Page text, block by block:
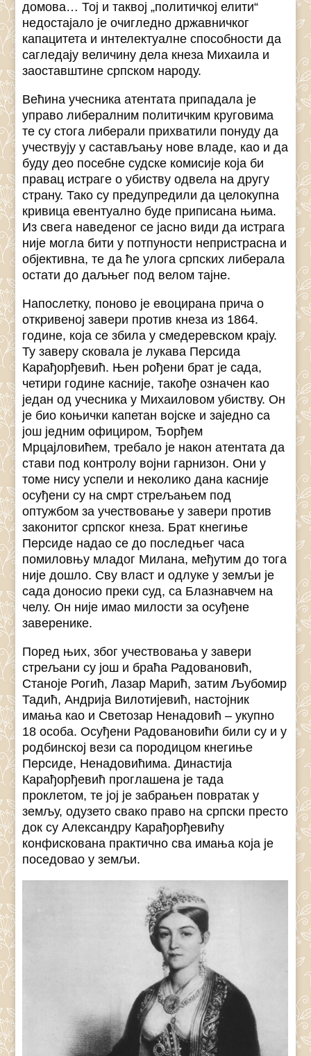
домова… Тој и таквој „политичкој елити“
недостајало је очигледно државничког
капацитета и интелектуалне способности да
сагледају величину дела кнеза Михаила и
заоставштине српском народу.
Већина учесника атентата припадала је
управо либералним политичким круговима
те су стога либерали прихватили понуду да
учествују у састављању нове владе, као и да
буду део посебне судске комисије која би
правац истраге о убиству одвела на другу
страну. Тако су предупредили да целокупна
кривица евентуално буде приписана њима.
Из свега наведеног се јасно види да истрага
није могла бити у потпуности непристрасна и
објективна, те да ће улога српских либерала
остати до даљњег под велом тајне.
Напослетку, поново је евоцирана прича о
откривеној завери против кнеза из 1864.
године, која се збила у смедеревском крају.
Ту заверу сковала је лукава Персида
Карађорђевић. Њен рођени брат је сада,
четири године касније, такође означен као
један од учесника у Михаиловом убиству. Он
је био коњички капетан војске и заједно са
још једним официром, Ђорђем
Мрцајловићем, требало је након атентата да
стави под контролу војни гарнизон. Они у
томе нису успели и неколико дана касније
осуђени су на смрт стрељањем под
оптужбом за учествовање у завери против
законитог српског кнеза. Брат кнегиње
Персиде надао се до последњег часа
помиловњу младог Милана, међутим до тога
није дошло. Сву власт и одлуке у земљи је
сада доносио преки суд, са Блазнавчем на
челу. Он није имао милости за осуђене
заверенике.
Поред њих, због учествовања у завери
стрељани су још и браћа Радовановић,
Станоје Рогић, Лазар Марић, затим Љубомир
Тадић, Андрија Вилотијевић, настојник
имања као и Светозар Ненадовић – укупно
18 особа. Осуђени Радовановићи били су и у
родбинској вези са породицом кнегиње
Персиде, Ненадовићима. Династија
Карађорђевић проглашена је тада
проклетом, те јој је забрањен повратак у
земљу, одузето свако право на српски престо
док су Александру Карађорђевићу
конфискована практично сва имања која је
поседовао у земљи.